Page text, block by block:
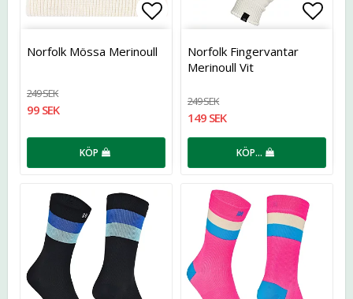
Lägg till i favoritlistan
Norfolk Mössa Merinoull
249 SEK
99 SEK
KÖP
Norfolk Fingervantar
Merinoull Vit
249 SEK
149 SEK
KÖP…